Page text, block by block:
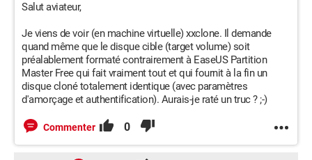
Salut aviateur,
Je viens de voir (en machine virtuelle) xxclone. Il demande
quand même que le disque cible (target volume) soit
préalablement formaté contrairement à EaseUS Partition
Master Free qui fait vraiment tout et qui fournit à la fin un
disque cloné totalement identique (avec paramètres
d'amorçage et authentification). Aurais-je raté un truc ? ;-)
Commenter 0